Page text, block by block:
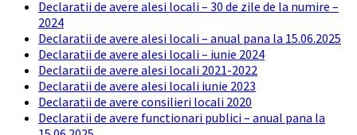
Declaratii de avere alesi locali – 30 de zile de la numire –
2024
Declaratii de avere alesi locali – anual pana la 15.06.2025
Declaratii de avere alesi locali – iunie 2024
Declaratii de avere alesi locali 2021-2022
Declaratii de avere alesi locali iunie 2023
Declaratii de avere consilieri locali 2020
Declaratii de avere functionari publici – anual pana la